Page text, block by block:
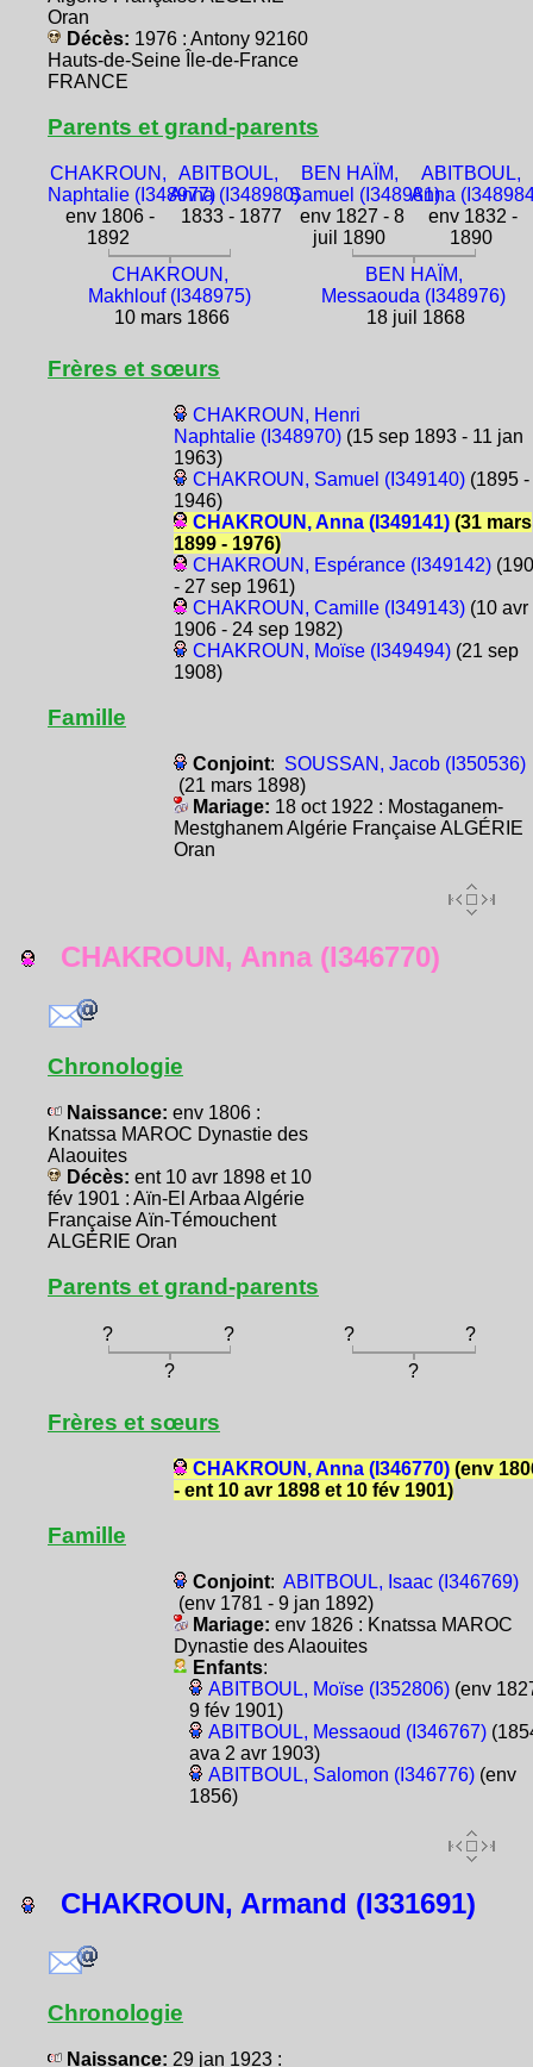
Oran
Décès: 1976 : Antony 92160
Hauts-de-Seine Île-de-France
FRANCE
Parents et grand-parents
CHAKROUN,
Naphtalie (I348977)
env 1806 -
1892
ABITBOUL,
Anna (I348980)
1833 - 1877
BEN HAÏM,
Samuel (I348981)
env 1827 - 8
juil 1890
ABITBOUL,
Anna
env 1832 -
1890
CHAKROUN,
Makhlouf (I348975)
10 mars 1866
BEN HAÏM,
Messaouda (I348976)
18 juil 1868
Frères et sœurs
CHAKROUN, Henri
Naphtalie (I348970)(15 sep 1893 - 11 jan
1963)
CHAKROUN, Samuel (I349140)(1895 -
1946)
CHAKROUN, Anna (I349141)(31 mars
1899 - 1976)
CHAKROUN, Espérance (I349142)
- 27 sep 1961)
CHAKROUN, Camille (I349143)(10 avr
1906 - 24 sep 1982)
CHAKROUN, Moïse (I349494)(21 sep
1908)
Famille
Conjoint: SOUSSAN, Jacob (I350536)
(21 mars 1898)
Mariage: 18 oct 1922 : Mostaganem-
Mestghanem Algérie Française ALGÉRIE
Oran
CHAKROUN, Anna (I346770)
Chronologie
Naissance: env 1806 :
Knatssa MAROC Dynastie des
Alaouites
Décès: ent 10 avr 1898 et 10
fév 1901 : Aïn-El Arbaa Algérie
Française Aïn-Témouchent
ALGÉRIE Oran
Parents et grand-parents
? ? ?
?
?
?
Frères et sœurs
CHAKROUN, Anna (I346770)(env
- ent 10 avr 1898 et 10 fév 1901)
Famille
Conjoint: ABITBOUL, Isaac (I346769)
(env 1781 - 9 jan 1892)
Mariage: env 1826 : Knatssa MAROC
Dynastie des Alaouites
Enfants:
ABITBOUL, Moïse (I352806)(env
9 fév 1901)
ABITBOUL, Messaoud (I346767)
ava 2 avr 1903)
ABITBOUL, Salomon (I346776)(env
1856)
CHAKROUN, Armand (I331691)
Chronologie
Naissance: 29 jan 1923 :